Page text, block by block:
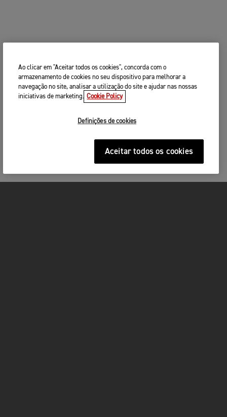
Ao clicar em "Aceitar todos os cookies", concorda com o
armazenamento de cookies no seu dispositivo para melhorar a
navegação no site, analisar a utilização do site e ajudar nas nossas
iniciativas de marketing. Cookie Policy
Definições de cookies
Aceitar todos os cookies